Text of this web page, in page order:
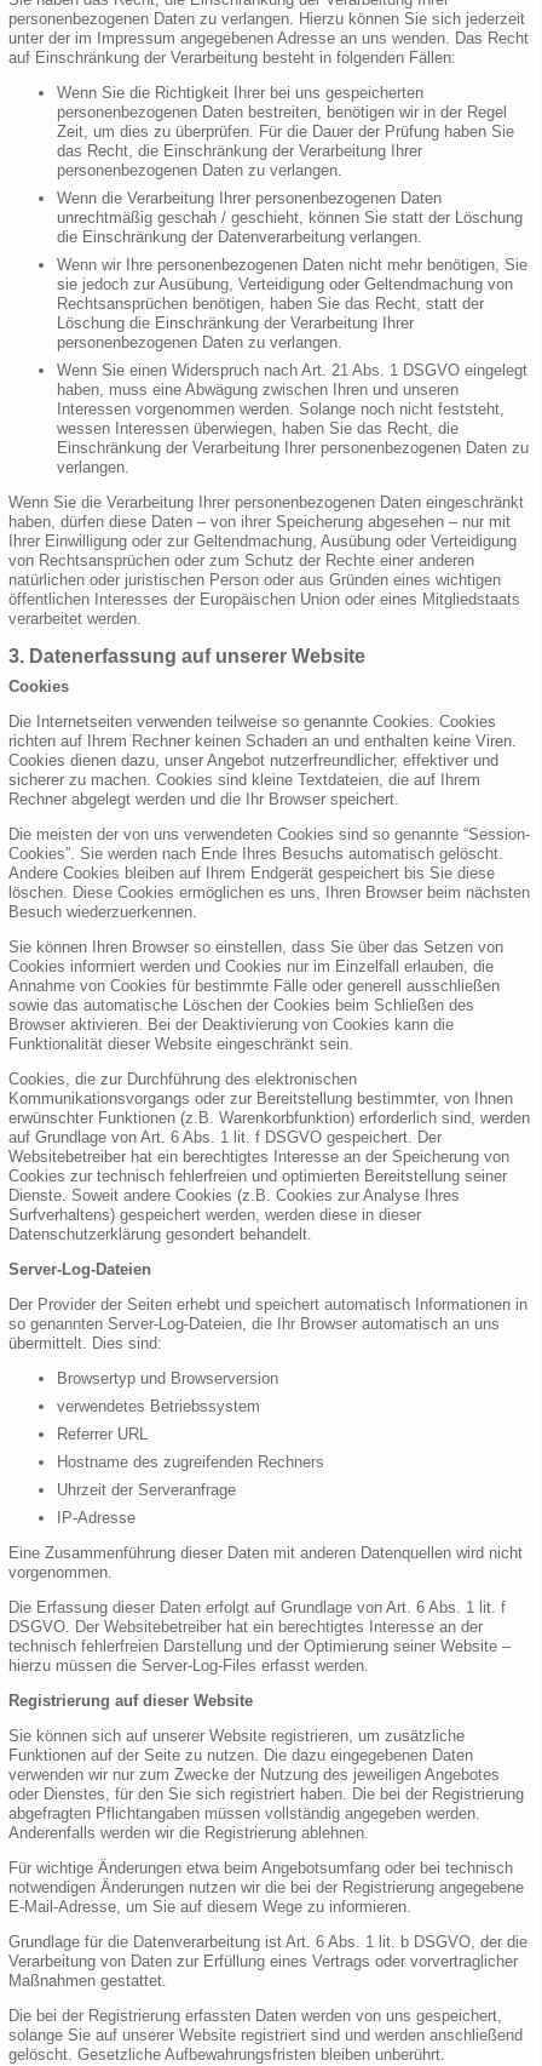
personenbezogenen Daten zu verlangen. Hierzu können Sie sich jederzeit
unter der im Impressum angegebenen Adresse an uns wenden. Das Recht
auf Einschränkung der Verarbeitung besteht in folgenden Fällen:
Wenn Sie die Richtigkeit Ihrer bei uns gespeicherten
personenbezogenen Daten bestreiten, benötigen wir in der Regel
Zeit, um dies zu überprüfen. Für die Dauer der Prüfung haben Sie
das Recht, die Einschränkung der Verarbeitung Ihrer
personenbezogenen Daten zu verlangen.
Wenn die Verarbeitung Ihrer personenbezogenen Daten
unrechtmäßig geschah / geschieht, können Sie statt der Löschung
die Einschränkung der Datenverarbeitung verlangen.
Wenn wir Ihre personenbezogenen Daten nicht mehr benötigen, Sie
sie jedoch zur Ausübung, Verteidigung oder Geltendmachung von
Rechtsansprüchen benötigen, haben Sie das Recht, statt der
Löschung die Einschränkung der Verarbeitung Ihrer
personenbezogenen Daten zu verlangen.
Wenn Sie einen Widerspruch nach Art. 21 Abs. 1 DSGVO eingelegt
haben, muss eine Abwägung zwischen Ihren und unseren
Interessen vorgenommen werden. Solange noch nicht feststeht,
wessen Interessen überwiegen, haben Sie das Recht, die
Einschränkung der Verarbeitung Ihrer personenbezogenen Daten zu
verlangen.
Wenn Sie die Verarbeitung Ihrer personenbezogenen Daten eingeschränkt
haben, dürfen diese Daten – von ihrer Speicherung abgesehen – nur mit
Ihrer Einwilligung oder zur Geltendmachung, Ausübung oder Verteidigung
von Rechtsansprüchen oder zum Schutz der Rechte einer anderen
natürlichen oder juristischen Person oder aus Gründen eines wichtigen
öffentlichen Interesses der Europäischen Union oder eines Mitgliedstaats
verarbeitet werden.
3. Datenerfassung auf unserer Website
Cookies
Die Internetseiten verwenden teilweise so genannte Cookies. Cookies
richten auf Ihrem Rechner keinen Schaden an und enthalten keine Viren.
Cookies dienen dazu, unser Angebot nutzerfreundlicher, effektiver und
sicherer zu machen. Cookies sind kleine Textdateien, die auf Ihrem
Rechner abgelegt werden und die Ihr Browser speichert.
Die meisten der von uns verwendeten Cookies sind so genannte “Session-
Cookies”. Sie werden nach Ende Ihres Besuchs automatisch gelöscht.
Andere Cookies bleiben auf Ihrem Endgerät gespeichert bis Sie diese
löschen. Diese Cookies ermöglichen es uns, Ihren Browser beim nächsten
Besuch wiederzuerkennen.
Sie können Ihren Browser so einstellen, dass Sie über das Setzen von
Cookies informiert werden und Cookies nur im Einzelfall erlauben, die
Annahme von Cookies für bestimmte Fälle oder generell ausschließen
sowie das automatische Löschen der Cookies beim Schließen des
Browser aktivieren. Bei der Deaktivierung von Cookies kann die
Funktionalität dieser Website eingeschränkt sein.
Cookies, die zur Durchführung des elektronischen
Kommunikationsvorgangs oder zur Bereitstellung bestimmter, von Ihnen
erwünschter Funktionen (z.B. Warenkorbfunktion) erforderlich sind, werden
auf Grundlage von Art. 6 Abs. 1 lit. f DSGVO gespeichert. Der
Websitebetreiber hat ein berechtigtes Interesse an der Speicherung von
Cookies zur technisch fehlerfreien und optimierten Bereitstellung seiner
Dienste. Soweit andere Cookies (z.B. Cookies zur Analyse Ihres
Surfverhaltens) gespeichert werden, werden diese in dieser
Datenschutzerklärung gesondert behandelt.
Server-Log-Dateien
Der Provider der Seiten erhebt und speichert automatisch Informationen in
so genannten Server-Log-Dateien, die Ihr Browser automatisch an uns
übermittelt. Dies sind:
Browsertyp und Browserversion
verwendetes Betriebssystem
Referrer URL
Hostname des zugreifenden Rechners
Uhrzeit der Serveranfrage
IP-Adresse
Eine Zusammenführung dieser Daten mit anderen Datenquellen wird nicht
vorgenommen.
Die Erfassung dieser Daten erfolgt auf Grundlage von Art. 6 Abs. 1 lit. f
DSGVO. Der Websitebetreiber hat ein berechtigtes Interesse an der
technisch fehlerfreien Darstellung und der Optimierung seiner Website –
hierzu müssen die Server-Log-Files erfasst werden.
Registrierung auf dieser Website
Sie können sich auf unserer Website registrieren, um zusätzliche
Funktionen auf der Seite zu nutzen. Die dazu eingegebenen Daten
verwenden wir nur zum Zwecke der Nutzung des jeweiligen Angebotes
oder Dienstes, für den Sie sich registriert haben. Die bei der Registrierung
abgefragten Pflichtangaben müssen vollständig angegeben werden.
Anderenfalls werden wir die Registrierung ablehnen.
Für wichtige Änderungen etwa beim Angebotsumfang oder bei technisch
notwendigen Änderungen nutzen wir die bei der Registrierung angegebene
E-Mail-Adresse, um Sie auf diesem Wege zu informieren.
Grundlage für die Datenverarbeitung ist Art. 6 Abs. 1 lit. b DSGVO, der die
Verarbeitung von Daten zur Erfüllung eines Vertrags oder vorvertraglicher
Maßnahmen gestattet.
Die bei der Registrierung erfassten Daten werden von uns gespeichert,
solange Sie auf unserer Website registriert sind und werden anschließend
gelöscht. Gesetzliche Aufbewahrungsfristen bleiben unberührt.